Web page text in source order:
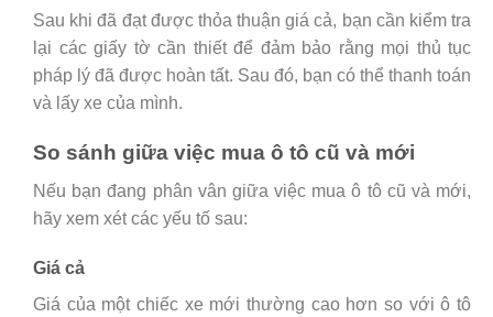
Sau khi đã đạt được thỏa thuận giá cả, bạn cần kiểm tra
lại các giấy tờ cần thiết để đảm bảo rằng mọi thủ tục
pháp lý đã được hoàn tất. Sau đó, bạn có thể thanh toán
và lấy xe của mình.
So sánh giữa việc mua ô tô cũ và mới
Nếu bạn đang phân vân giữa việc mua ô tô cũ và mới,
hãy xem xét các yếu tố sau:
Giá cả
Giá của một chiếc xe mới thường cao hơn so với ô tô